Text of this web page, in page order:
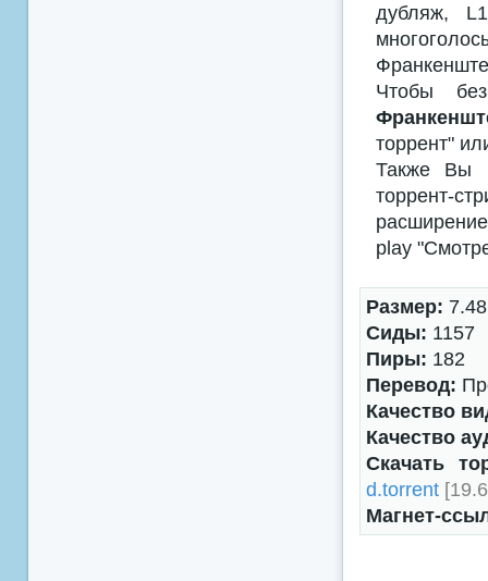
дубляж,
Чтобы
торрент"
Также Вы
торрент-
play
Размер:
Сиды: 1157
Пиры: 182
Перевод:
Качество
Качество
Скачать
d.torrent
Магнет-